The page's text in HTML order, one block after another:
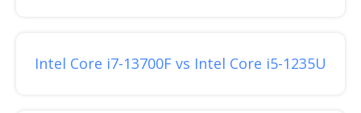
Intel Core i7-13700F vs Intel Core i5-1235U